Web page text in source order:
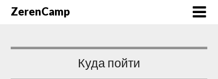
ZerenCamp
Куда пойти